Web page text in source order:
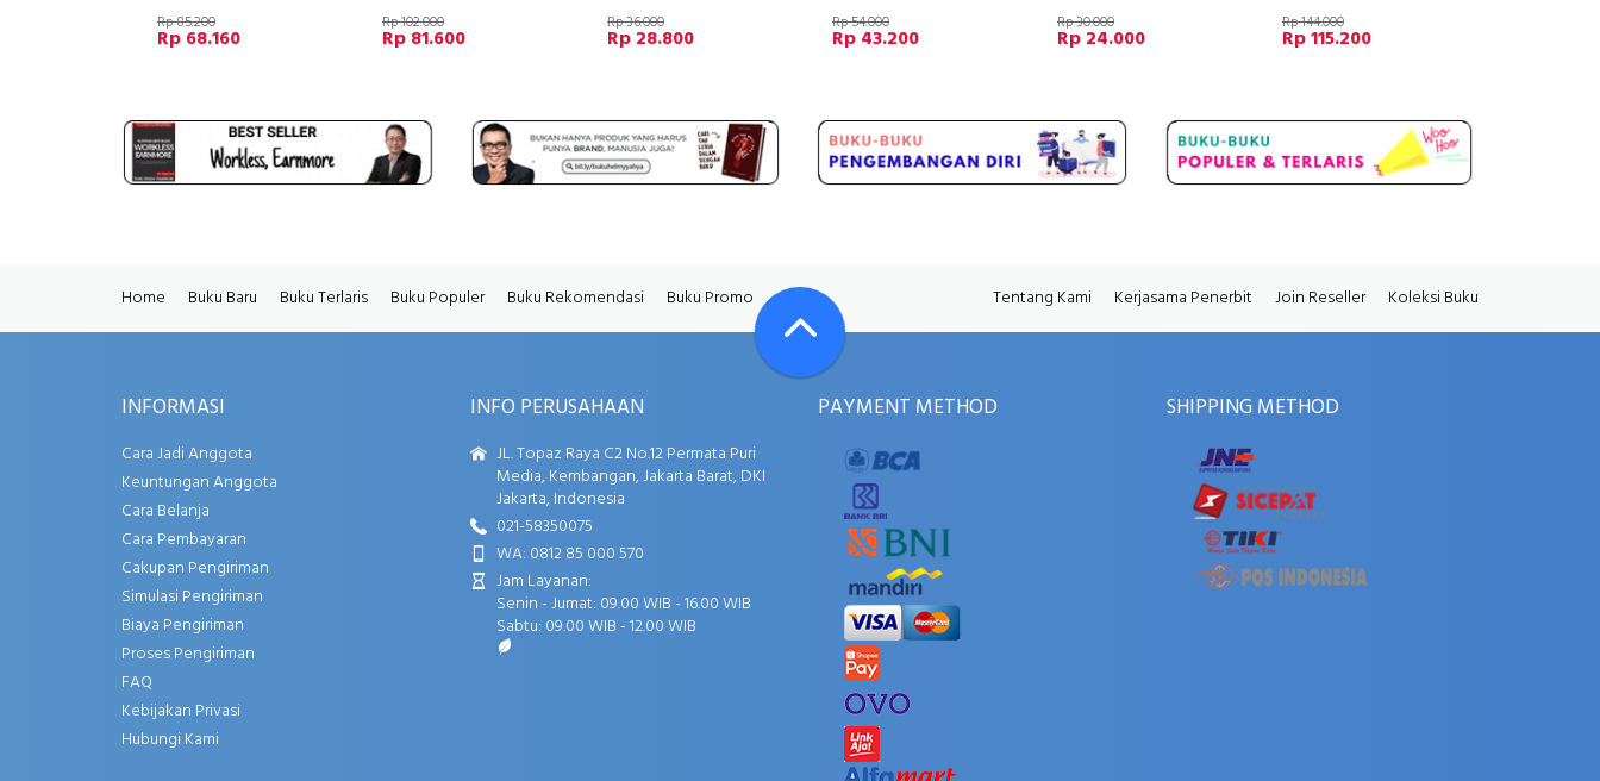
Rp 85.200
Rp 68.160
Rp 102.000
Rp 81.600
Rp 36.000
Rp 28.800
Rp 54.000
Rp 43.200
Rp 30.000
Rp 24.000
Rp 144.000
Rp 115.200
Home Buku Baru Buku Terlaris Buku Populer Buku Rekomendasi Buku Promo Tentang Kami Kerjasama Penerbit Join Reseller Koleksi Buku
INFORMASI
Cara Jadi Anggota
Keuntungan Anggota
Cara Belanja
Cara Pembayaran
Cakupan Pengiriman
Simulasi Pengiriman
Biaya Pengiriman
Proses Pengiriman
FAQ
Kebijakan Privasi
Hubungi Kami
INFO PERUSAHAAN
JL. Topaz Raya C2 No.12 Permata Puri
Media, Kembangan, Jakarta Barat, DKI
Jakarta, Indonesia
021-58350075
WA: 0812 85 000 570
Jam Layanan:
Senin - Jumat: 09.00 WIB - 16.00 WIB
Sabtu: 09.00 WIB - 12.00 WIB
PAYMENT METHOD SHIPPING METHOD